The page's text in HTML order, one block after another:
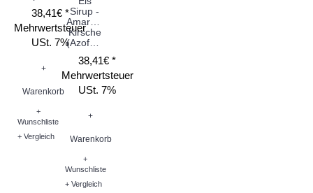
38,41€ *
Mehrwertsteuer
USt. 7%
+
Warenkorb
+
Wunschliste
+ Vergleich
Sirup -
Amarena
Kirsche
(Azofarbstoff)
38,41€ *
Mehrwertsteuer
USt. 7%
+
Warenkorb
+
Wunschliste
+ Vergleich